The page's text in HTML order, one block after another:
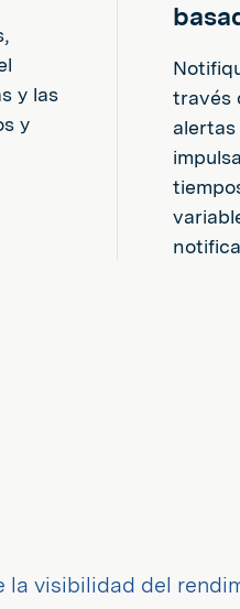
y las
y
través